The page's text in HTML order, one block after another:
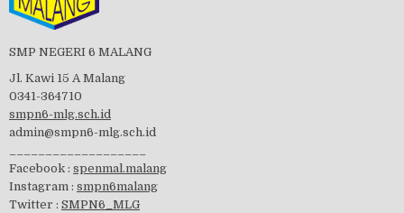
visitasi PPK 2019
SMP NEGERI 6 MALANG
Jl. Kawi 15 A Malang
0341-364710
smpn6-mlg.sch.id
admin@smpn6-mlg.sch.id
Facebook : spenmal.malang
Instagram : smpn6malang
Twitter : SMPN6_MLG